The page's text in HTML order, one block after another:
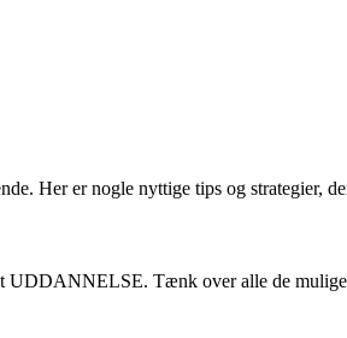
Her er nogle nyttige tips og strategier,
UDDANNELSE. Tænk over alle de